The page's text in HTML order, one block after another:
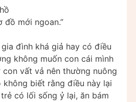
đồ mới ngoan.”
đình khá giả hay có điều
không muốn con cái mình
con vất vả nên thường nuông
không biết rằng điều này lại
có lối sống ỷ lại, ăn bám